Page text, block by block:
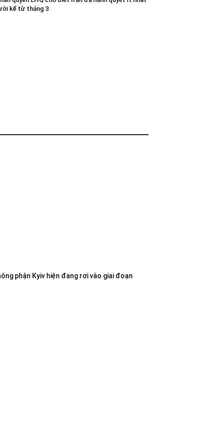
kể từ tháng 3
phận Kyiv hiện đang rơi vào giai đoạn